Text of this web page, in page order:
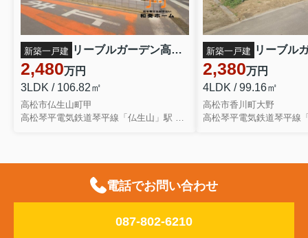
新築一戸建 リーブルガーデン高松市仏生山町第七◇2026年度補助金対象の長期優良住宅です！ ３号棟
2,480万円
3LDK / 106.82㎡
高松市仏生山町甲
新築一戸建
2,380万円
4LDK / 99.16㎡
高松市香川町大野
電話でお問い合わせ
087-802-6210